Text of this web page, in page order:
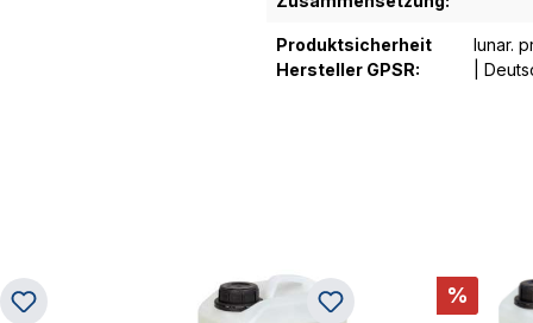
Produktsicherheit
Hersteller GPSR:
lunar.
|
%